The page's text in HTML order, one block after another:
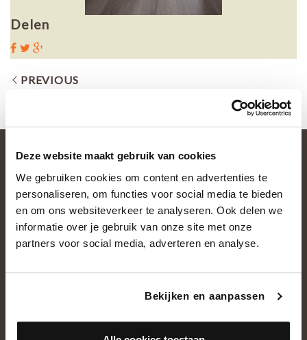
Deze website maakt gebruik van cookies
We gebruiken cookies om content en advertenties te
personaliseren, om functies voor social media te bieden
en om ons websiteverkeer te analyseren. Ook delen we
informatie over je gebruik van onze site met onze
partners voor social media, adverteren en analyse.
Bekijken en aanpassen
Delen
PREVIOUS